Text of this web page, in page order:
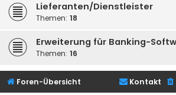
Lieferanten/Dienstleister
Themen: 18
Erweiterung für Banking-
Themen: 16
Foren-Übersicht Kontakt